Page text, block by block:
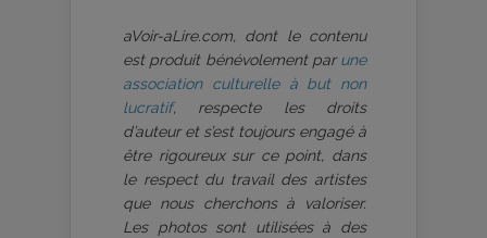
aVoir-aLire.com, dont le contenu
est produit bénévolement par une
association culturelle à but non
lucratif, respecte les droits
d’auteur et s’est toujours engagé à
être rigoureux sur ce point, dans
le respect du travail des artistes
que nous cherchons à valoriser.
Les photos sont utilisées à des